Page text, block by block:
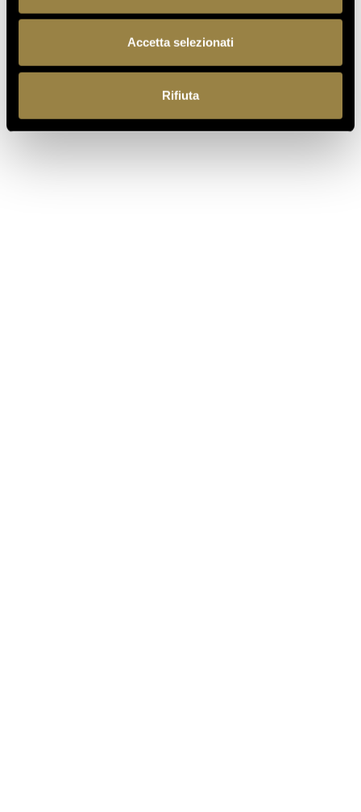
Accetta selezionati
Rifiuta